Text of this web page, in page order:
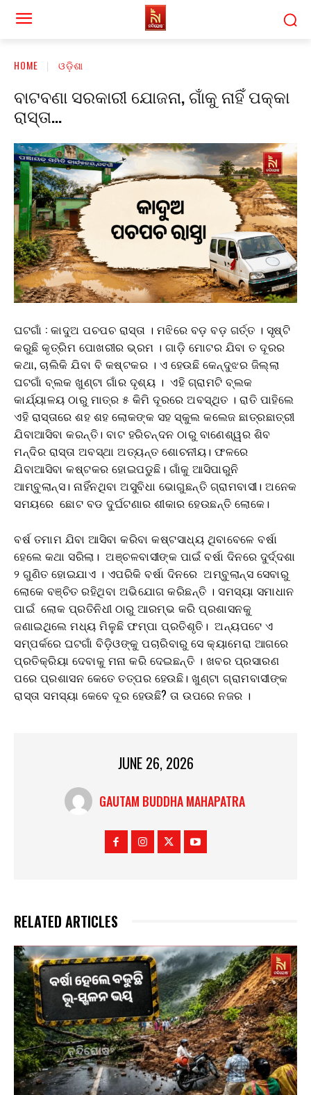
HOME ଓଡ଼ିଶା
ବାଟବଣା ସରକାରୀ ଯୋଜନା, ଗାଁକୁ ନାହିଁ ପକ୍କା
ରାସ୍ତା…
ଘଟଗାଁ : କାଦୁଅ ପଚପଚ ରାସ୍ତା । ମଝିରେ ବଡ଼ ବଡ଼ ଗର୍ତ୍ତ । ସୃଷ୍ଟି
କରୁଛି କୃତ୍ରିମ ପୋଖରୀର ଭ୍ରମ । ଗାଡ଼ି ମୋଟର ଯିବା ତ ଦୂରର
କଥା, ଚାଲିକି ଯିବା ବି କଷ୍ଟକର । ଏ ହେଉଛି କେନ୍ଦୁଝର ଜିଲ୍ଲା
ଘଟଗାଁ ବ୍ଲକ ଖୁଣ୍ଟା ଗାଁର ଦୃଶ୍ୟ । ଏହି ଗ୍ରାମଟି ବ୍ଲକ
କାର୍ଯ୍ୟାଳୟ ଠାରୁ ମାତ୍ର ୫ କିମି ଦୂରରେ ଅବସ୍ଥିତ । ରାତି ପାହିଲେ
ଏହି ରାସ୍ତାରେ ଶହ ଶହ ଲୋକଙ୍କ ସହ ସ୍କୁଲ କଲେଜ ଛାତ୍ରଛାତ୍ରୀ
ଯିବାଆସିବା କରନ୍ତି। ବାଟ ହରିଚନ୍ଦନ ଠାରୁ ବାଣେଶ୍ୱର ଶିବ
ମନ୍ଦିର ରାସ୍ତା ଅବସ୍ଥା ଅତ୍ୟନ୍ତ ଶୋଚନୀୟ। ଫଳରେ
ଯିବାଆସିବା କଷ୍ଟକର ହୋଇପଡୁଛି। ଗାଁକୁ ଆସିପାରୁନି
ଆମ୍ବୁଲାନ୍ସ। ନାହିଁନଥିବା ଅସୁବିଧା ଭୋଗୁଛନ୍ତି ଗ୍ରାମବାସୀ। ଅନେକ
ସମୟରେ ଛୋଟ ବଡ ଦୁର୍ଘଟଣାର ଶୀକାର ହେଉଛନ୍ତି ଲୋକେ।
ବର୍ଷ ତମାମ ଯିବା ଆସିବା କରିବା କଷ୍ଟସାଧ୍ୟ ଥିବାବେଳେ ବର୍ଷା
ହେଲେ କଥା ସରିଲା। ଅଞ୍ଚଳବାସୀଙ୍କ ପାଇଁ ବର୍ଷା ଦିନରେ ଦୁର୍ଦ୍ଦଶା
୨ ଗୁଣିତ ହୋଇଯାଏ । ଏପରିକି ବର୍ଷା ଦିନରେ ଅମ୍ବୁଲାନ୍ସ ସେବାରୁ
ଲୋକେ ବଞ୍ଚିତ ରହିଥିବା ଅଭିଯୋଗ କରିଛନ୍ତି । ସମସ୍ୟା ସମାଧାନ
ପାଇଁ ଲୋକ ପ୍ରତିନିଧୀ ଠାରୁ ଆରମ୍ଭ କରି ପ୍ରଶାସନକୁ
ଜଣାଇଥିଲେ ମଧ୍ୟ ମିଳୁଛି ଫମ୍ପା ପ୍ରତିଶୃତି। ଅନ୍ୟପଟେ ଏ
ସମ୍ପର୍କରେ ଘଟଗାଁ ବିଡ଼ିଓଙ୍କୁ ପଚାରିବାରୁ ସେ କ୍ୟାମେରା ଆଗରେ
ପ୍ରତିକ୍ରିୟା ଦେବାକୁ ମନା କରି ଦେଇଛନ୍ତି । ଖବର ପ୍ରସାରଣ
ପରେ ପ୍ରଶାସନ କେତେ ତତ୍ପର ହେଉଛି। ଖୁଣ୍ଟା ଗ୍ରାମବାସୀଙ୍କ
ରାସ୍ତା ସମସ୍ୟା କେବେ ଦୂର ହେଉଛି? ତା ଉପରେ ନଜର ।
JUNE 26, 2026
GAUTAM BUDDHA MAHAPATRA
RELATED ARTICLES